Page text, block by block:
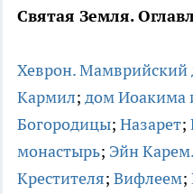
Святая Земля.
Хеврон. Мамврийский
Кармил; дом Иоакима
Богородицы; Назарет;
монастырь; Эйн
Крестителя; Вифлеем;